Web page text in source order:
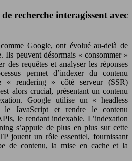
recherche interagissent avec
Google, ont évolué au-delà de
Ils peuvent désormais « consommer »
des requêtes et analyser les réponses
permet d’indexer du contenu
« rendering » côté serveur (SSR)
alors crucial, présentant un contenu
Google utilise un « headless
JavaScript et rendre le contenu
le rendant indexable. L’indexation
s’appuie de plus en plus sur cette
jouent un rôle essentiel, fournissant
de contenu, la mise en cache et la